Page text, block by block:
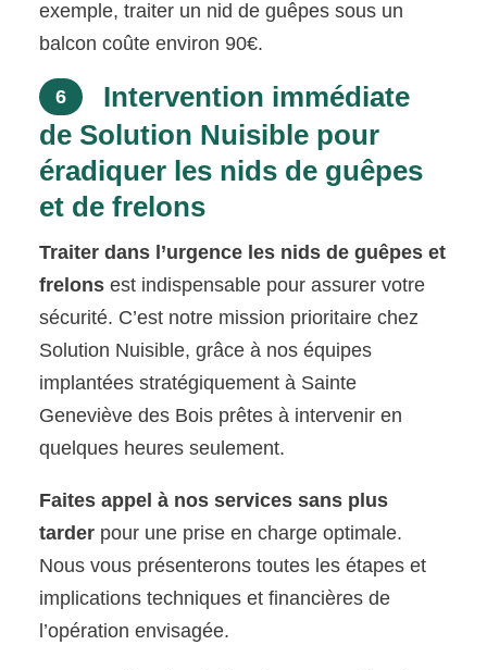
exemple, traiter un nid de guêpes sous un
balcon coûte environ 90€.
6
Intervention immédiate
de Solution Nuisible pour
éradiquer les nids de guêpes
et de frelons
Traiter dans l’urgence les nids de guêpes et
frelons est indispensable pour assurer votre
sécurité. C’est notre mission prioritaire chez
Solution Nuisible, grâce à nos équipes
implantées stratégiquement à Sainte
Geneviève des Bois prêtes à intervenir en
quelques heures seulement.
Faites appel à nos services sans plus
tarder pour une prise en charge optimale.
Nous vous présenterons toutes les étapes et
implications techniques et financières de
l’opération envisagée.